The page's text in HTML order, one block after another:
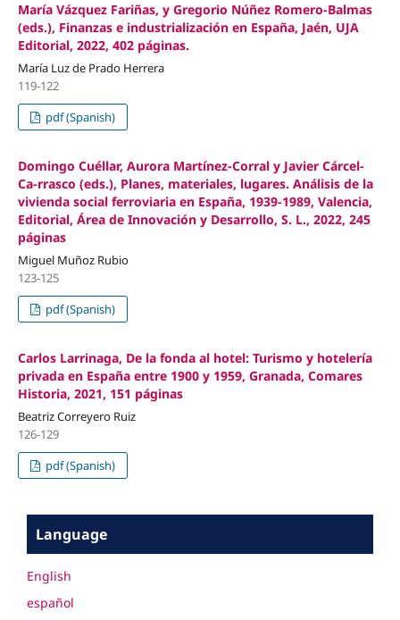
María Vázquez Fariñas, y Gregorio Núñez Romero-Balmas
(eds.), Finanzas e industrialización en España, Jaén, UJA
Editorial, 2022, 402 páginas.
María Luz de Prado Herrera
119-122
pdf (Spanish)
Domingo Cuéllar, Aurora Martínez-Corral y Javier Cárcel-
Ca-rrasco (eds.), Planes, materiales, lugares. Análisis de la
vivienda social ferroviaria en España, 1939-1989, Valencia,
Editorial, Área de Innovación y Desarrollo, S. L., 2022, 245
páginas
Miguel Muñoz Rubio
123-125
pdf (Spanish)
Carlos Larrinaga, De la fonda al hotel: Turismo y hotelería
privada en España entre 1900 y 1959, Granada, Comares
Historia, 2021, 151 páginas
Beatriz Correyero Ruiz
126-129
pdf (Spanish)
Language
English
español